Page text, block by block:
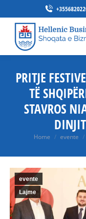
PRITJE
TË
STAVROS
You are here:
Home evente
evente
Lajme